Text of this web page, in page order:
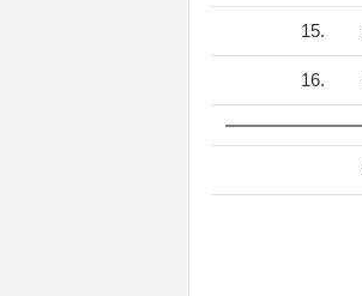
15.
16.